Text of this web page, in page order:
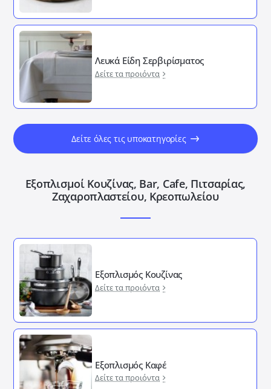
Λευκά Είδη Σερβιρίσματος
Δείτε τα προιόντα
Δείτε όλες τις υποκατηγορίες
Εξοπλισμοί Κουζίνας, Bar, Cafe, Πιτσαρίας,
Ζαχαροπλαστείου, Κρεοπωλείου
Εξοπλισμός Κουζίνας
Δείτε τα προιόντα
Εξοπλισμός Καφέ
Δείτε τα προιόντα